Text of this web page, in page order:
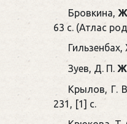
Бровкина,
63 c. (Атлас
Гильзенбах,
Зуев, Д. П.
Крылов, Г.
231, [1] с.